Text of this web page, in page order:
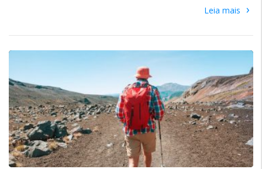
Leia mais ›